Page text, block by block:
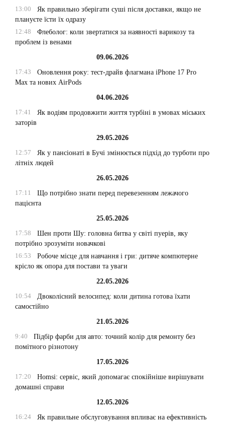
13:00
Як правильно зберігати суші після доставки, якщо не
плануєте їсти їх одразу
12:48
Флеболог: коли звертатися за наявності варикозу та
проблем із венами
09.06.2026
17:43
Оновлення року: тест-драйв флагмана iPhone 17 Pro
Max та нових AirPods
04.06.2026
17:41
Як водіям продовжити життя турбіні в умовах міських
заторів
29.05.2026
12:57
Як у пансіонаті в Бучі змінюється підхід до турботи про
літніх людей
26.05.2026
17:11
Що потрібно знати перед перевезенням лежачого
пацієнта
25.05.2026
17:58
Шен проти Шу: головна битва у світі пуерів, яку
потрібно зрозуміти новачкові
16:53
Робоче місце для навчання і гри: дитяче компютерне
крісло як опора для постави та уваги
22.05.2026
10:54
Двоколісний велосипед: коли дитина готова їхати
самостійно
21.05.2026
9:40
Підбір фарби для авто: точний колір для ремонту без
помітного різнотону
17.05.2026
17:20
Homsi: сервіс, який допомагає спокійніше вирішувати
домашні справи
12.05.2026
16:24
Як правильне обслуговування впливає на ефективність